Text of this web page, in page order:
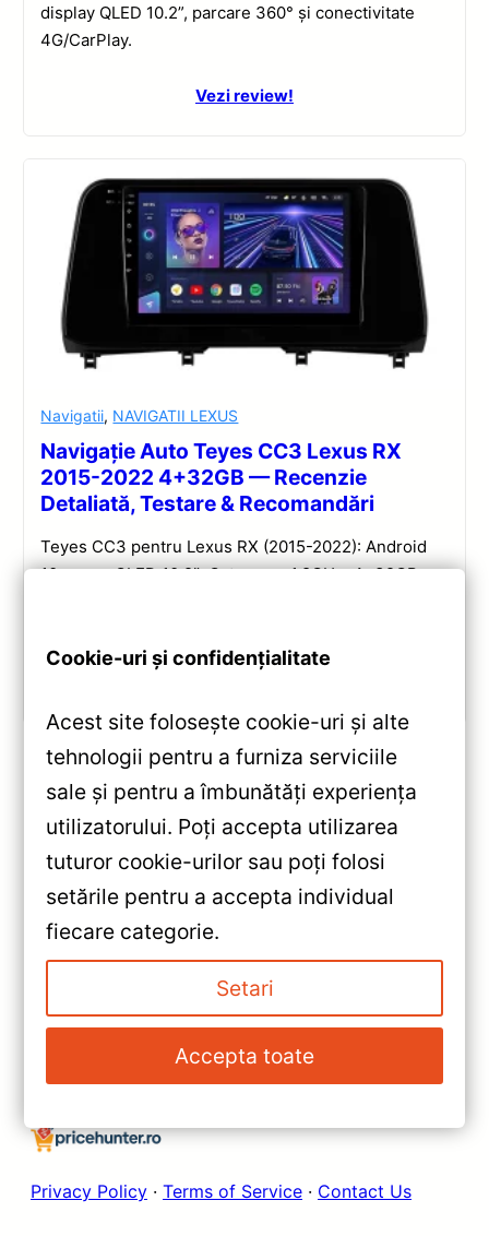
display QLED 10.2”, parcare 360° și conectivitate
4G/CarPlay.
Vezi review!
Navigatii, NAVIGATII LEXUS
Navigație Auto Teyes CC3 Lexus RX
2015-2022 4+32GB — Recenzie
Detaliată, Testare & Recomandări
Teyes CC3 pentru Lexus RX (2015-2022): Android
10, ecran QLED 10.2″, Octa-core 1.8GHz, 4+32GB,
«Review Detaliat Navigatie Auto
MOSS M2 pentru Nissan
Qashqai 2 J11 (2013-2017) –
Performanta si Conectivitate la»
Navigație Auto MOSS M2
pentru Nissan Qashqai 1 J10
(2006-2013) cu Performanțe
Superioare și Conectivitate
Avansată
Privacy Policy · Terms of Service · Contact Us
Cookie-uri și confidențialitate
Acest site folosește cookie-uri și alte
tehnologii pentru a furniza serviciile
sale și pentru a îmbunătăți experiența
utilizatorului. Poți accepta utilizarea
tuturor cookie-urilor sau poți folosi
setările pentru a accepta individual
fiecare categorie.
Setari
Accepta toate